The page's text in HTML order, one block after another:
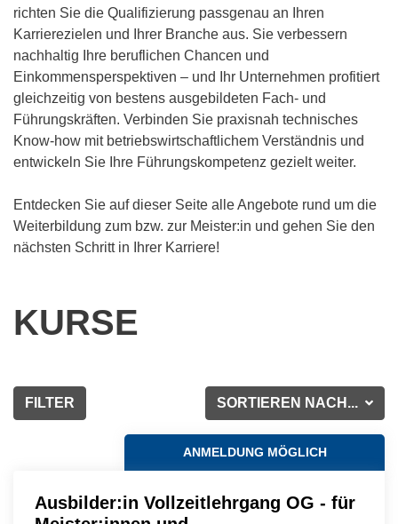
richten Sie die Qualifizierung passgenau an Ihren
Karrierezielen und Ihrer Branche aus. Sie verbessern
nachhaltig Ihre beruflichen Chancen und
Einkommensperspektiven – und Ihr Unternehmen profitiert
gleichzeitig von bestens ausgebildeten Fach- und
Führungskräften. Verbinden Sie praxisnah technisches
Know-how mit betriebswirtschaftlichem Verständnis und
entwickeln Sie Ihre Führungskompetenz gezielt weiter.
Entdecken Sie auf dieser Seite alle Angebote rund um die
Weiterbildung zum bzw. zur Meister:in und gehen Sie den
nächsten Schritt in Ihrer Karriere!
KURSE
SORTIEREN NACH...
FILTER
ANMELDUNG MÖGLICH
Ausbilder:in Vollzeitlehrgang OG - für